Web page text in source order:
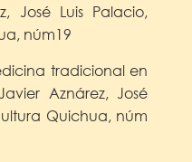
José Luis Palacio,
núm19
tradicional en
Aznárez, José
Quichua, núm